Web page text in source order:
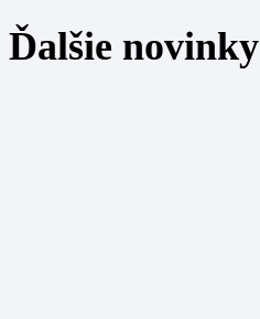
Ďalšie novinky